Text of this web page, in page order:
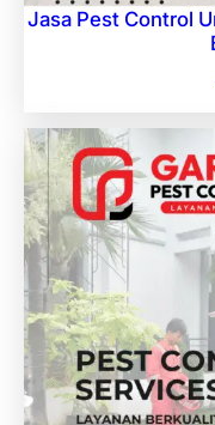
Jasa Pest Control